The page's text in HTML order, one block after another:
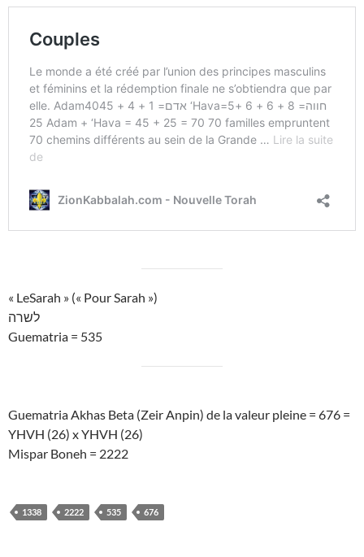
« LeSarah » (« Pour Sarah »)
לשרה
Guematria = 535
Guematria Akhas Beta (Zeir Anpin) de la valeur pleine = 676 =
YHVH (26) x YHVH (26)
Mispar Boneh = 2222
1338 2222 535 676